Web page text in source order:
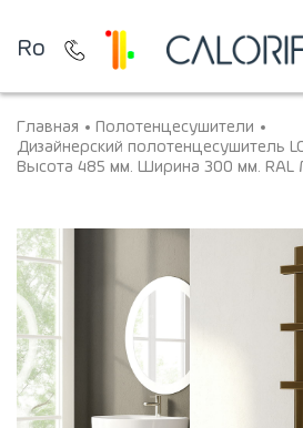
Ro
Главная
Полотенцесушители
Дизайнерский полотенцесушитель
Высота 485 мм. Ширина 300 мм. RAL